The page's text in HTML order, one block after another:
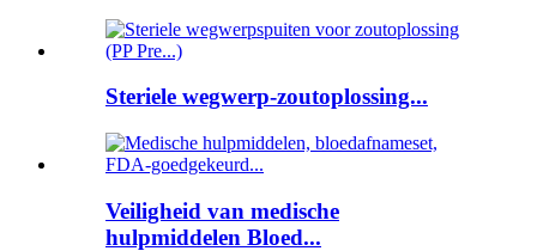
Steriele wegwerp-zoutoplossing...
Veiligheid van medische
hulpmiddelen Bloed...